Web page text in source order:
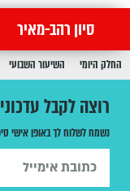
סיון רהב-מאיר
החלק היומי השיעור השבועי
רוצה לקבל
נשמח לשלוח לך באופן אישי